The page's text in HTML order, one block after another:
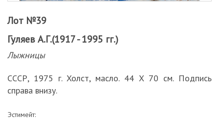
Лот №39
Гуляев А.Г.(1917 - 1995 гг.)
Лыжницы
СССР, 1975 г. Холст, масло. 44 Х 70 см. Подпись
справа внизу.
Эстимейт: